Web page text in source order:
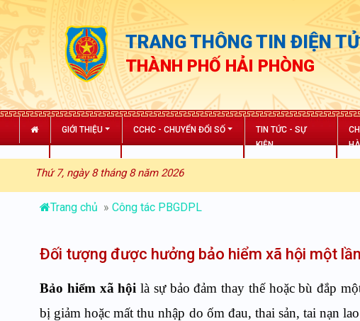
TRANG THÔNG TIN ĐIỆN
THÀNH PHỐ HẢI PHÒNG
GIỚI THIỆU CCHC - CHUYỂN ĐỔI SỐ
TIN TỨC - SỰ
KIỆN
Thứ 7, ngày 8 tháng 8 năm 2026
Trang chủ »Công tác PBGDPL
Đối tượng được hưởng bảo hiểm xã hội một
Bảo hiểm xã hội là sự bảo đảm thay thế hoặc bù đắp
bị giảm hoặc mất thu nhập do ốm đau, thai sản, tai nạn